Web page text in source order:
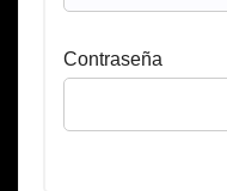
Contraseña